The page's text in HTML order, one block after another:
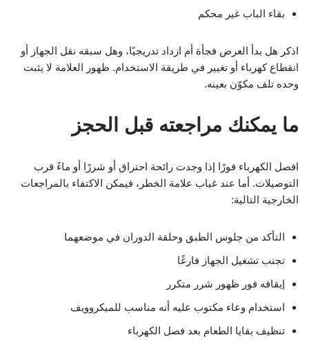
بقاء الباب غير محكم
اذكر هل بدأ العرض فجأة أم ازداد تدريجيًا، وهل سبقه نقل الجهاز أو
انقطاع كهرباء أو تغيير في طريقة الاستخدام. ظهور العلامة لا يثبت
وحده تلف مكوّن بعينه.
ما يمكنك مراجعته قبل الحجز
افصل الكهرباء فورًا إذا وجدت رائحة احتراق أو شررًا أو ماءً قرب
التوصيلات. أما عند غياب علامة الخطر، فيمكن الاكتفاء بالمراجعات
الخارجية التالية:
التأكد من جلوس الطبق وحلقة الدوران في موضعهما
تجنب تشغيل الجهاز فارغًا
إيقافه فور ظهور شرر متكرر
استخدام وعاء مكتوب عليه أنه مناسب للميكروويف
تنظيف بقايا الطعام بعد فصل الكهرباء